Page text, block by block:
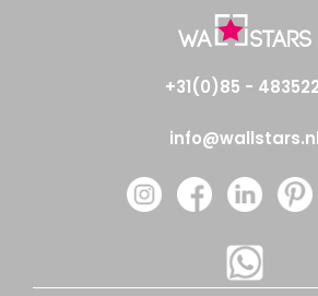
+31(0)85 -
info@wallstars.nl